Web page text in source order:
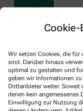
Wir setzen Cookies, die für
sind. Darüber hinaus
optimal zu gestalten und
geben wir Informationen
Drittanbieter weiter. Soweit
denen kein angemessenes
Einwilligung zur Nutzung
Nachweis
Wenn Sie einen
Zuzahlung haben,
müssen Ihren